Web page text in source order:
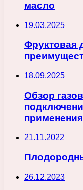
масло
19.03.2025
Фруктовая
18.09.2025
Обзор
применения
21.11.2022
26.12.2023